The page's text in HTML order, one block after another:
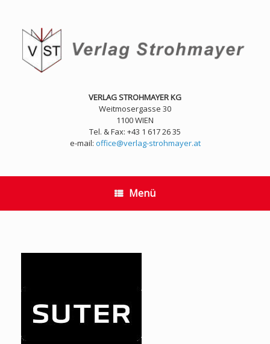
springen
VERLAG STROHMAYER KG
Weitmosergasse 30
1100 WIEN
Tel. & Fax: +43 1 617 26 35
e-mail: office@verlag-strohmayer.at
Menü